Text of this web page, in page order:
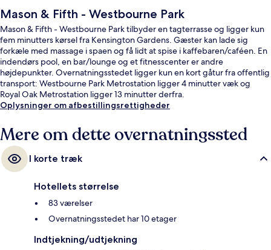
Mason & Fifth - Westbourne Park
Mason & Fifth - Westbourne Park tilbyder en tagterrasse og ligger kun
fem minutters kørsel fra Kensington Gardens. Gæster kan lade sig
forkæle med massage i spaen og få lidt at spise i kaffebaren/caféen. En
indendørs pool, en bar/lounge og et fitnesscenter er andre
højdepunkter. Overnatningsstedet ligger kun en kort gåtur fra offentlig
transport: Westbourne Park Metrostation ligger 4 minutter væk og
Royal Oak Metrostation ligger 13 minutter derfra.
Oplysninger om afbestillingsrettigheder
Mere om dette overnatningssted
I korte træk
Hotellets størrelse
83 værelser
Overnatningsstedet har 10 etager
Indtjekning/udtjekning